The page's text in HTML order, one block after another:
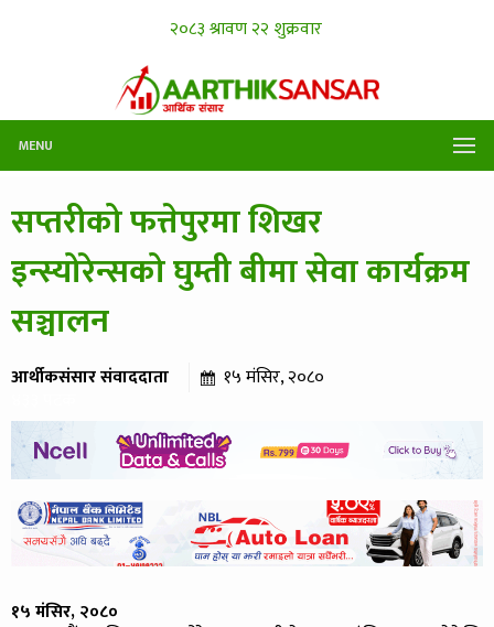
MENU
सप्तरीको फत्तेपुरमा शिखर
इन्स्योरेन्सको घुम्ती बीमा सेवा कार्यक्रम
सञ्चालन
आर्थीकसंसार संवाददाता १५ मंसिर, २०८०
१५ मंसिर, २०८०